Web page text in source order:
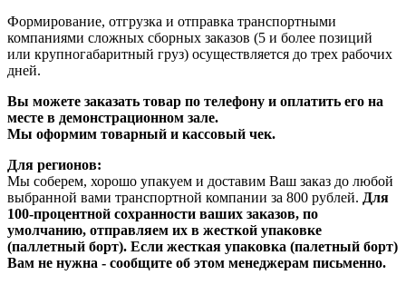
Формирование, отгрузка и отправка транспортными
компаниями сложных сборных заказов (5 и более позиций
или крупногабаритный груз) осуществляется до трех рабочих
дней.
Вы можете заказать товар по телефону и оплатить его на
месте в демонстрационном зале.
Мы оформим товарный и кассовый чек.
Для регионов:
Мы соберем, хорошо упакуем и доставим Ваш заказ до любой
выбранной вами транспортной компании за 800 рублей. Для
100-процентной сохранности ваших заказов, по
умолчанию, отправляем их в жесткой упаковке
(паллетный борт). Если жесткая упаковка (палетный борт)
Вам не нужна - сообщите об этом менеджерам письменно.